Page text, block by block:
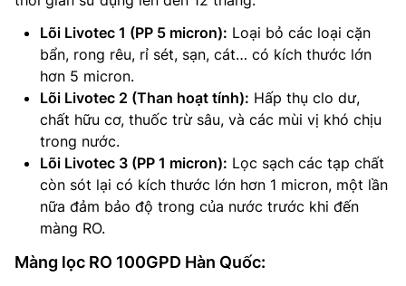
Lõi Livotec 1 (PP 5 micron): Loại bỏ các loại cặn
bẩn, rong rêu, rỉ sét, sạn, cát… có kích thước lớn
hơn 5 micron.
Lõi Livotec 2 (Than hoạt tính): Hấp thụ clo dư,
chất hữu cơ, thuốc trừ sâu, và các mùi vị khó chịu
trong nước.
Lõi Livotec 3 (PP 1 micron): Lọc sạch các tạp chất
còn sót lại có kích thước lớn hơn 1 micron, một lần
nữa đảm bảo độ trong của nước trước khi đến
màng RO.
Màng lọc RO 100GPD Hàn Quốc: